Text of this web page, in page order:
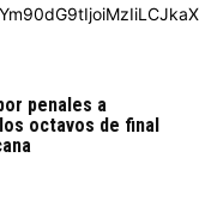
penales a
octavos de final